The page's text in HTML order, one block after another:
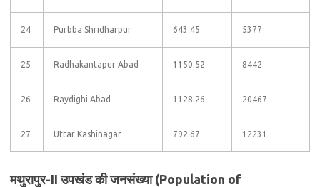
24 Purbba Shridharpur 643.45 5377
25 Radhakantapur Abad 1150.52 8442
26 Raydighi Abad 1128.26 20467
27 Uttar Kashinagar 792.67 12231
मथुरापुर-II उपखंड की जनसंख्या (Population of